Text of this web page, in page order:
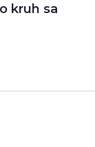
kruh sa